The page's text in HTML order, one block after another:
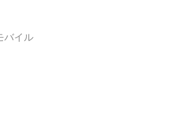
バイル